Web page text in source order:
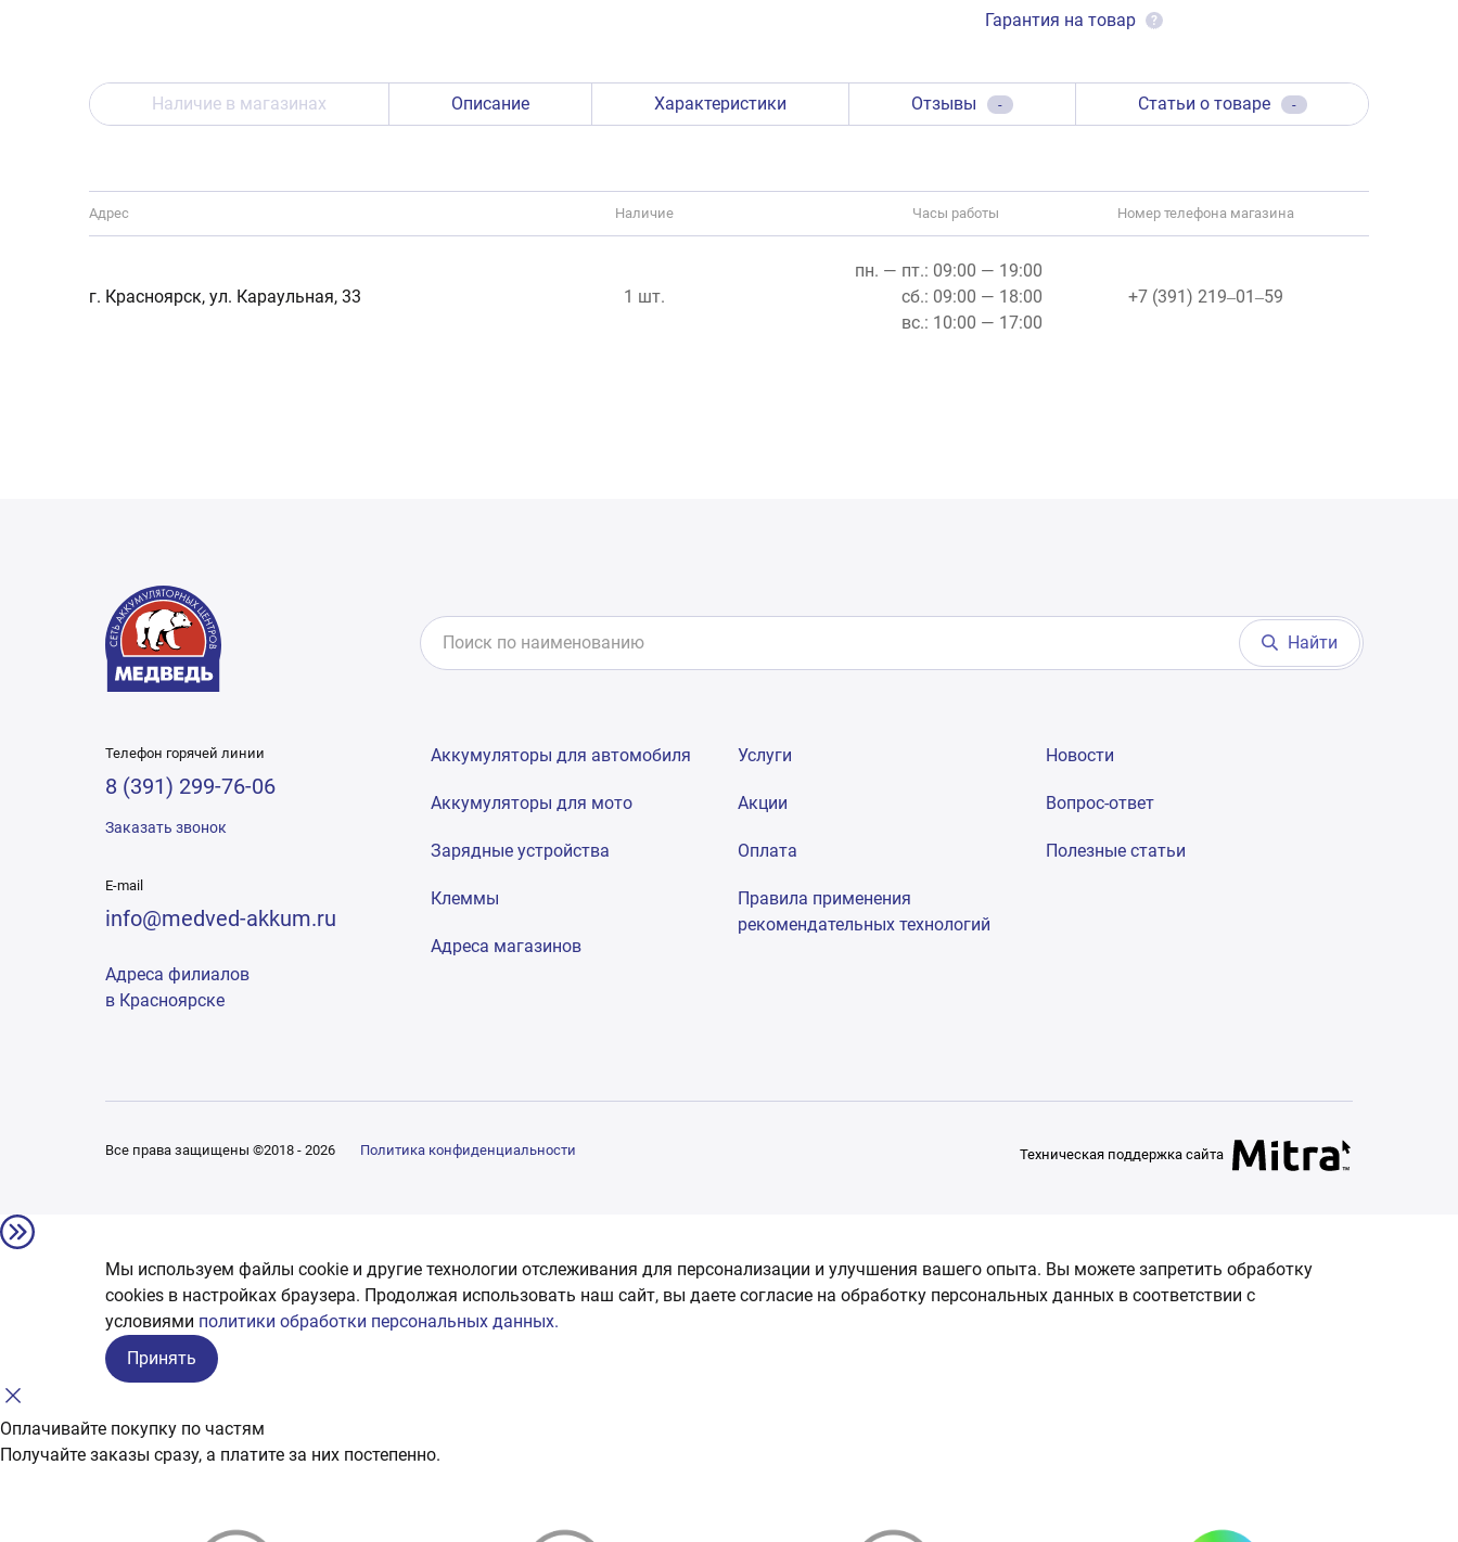
Гарантия на товар ?
Наличие в магазинах Описание Характеристики Отзывы - Статьи о товаре -
Адрес Наличие Часы работы Номер телефона магазина
г. Красноярск, ул. Караульная, 33 1 шт.
пн. — пт.: 09:00 — 19:00
сб.: 09:00 — 18:00
вс.: 10:00 — 17:00
+7 (391) 219‒01‒59
Найти
Телефон горячей линии
8 (391) 299-76-06
Заказать звонок
E-mail
info@medved-akkum.ru
Адреса филиалов
в Красноярске
Аккумуляторы для автомобиля
Аккумуляторы для мото
Зарядные устройства
Клеммы
Адреса магазинов
Услуги
Акции
Оплата
Правила применения
рекомендательных технологий
Новости
Вопрос-ответ
Полезные статьи
Все права защищены ©2018 - 2026 Политика конфиденциальности Техническая поддержка сайта
Мы используем файлы cookie и другие технологии отслеживания для персонализации и улучшения вашего опыта. Вы можете запретить обработку
сookies в настройках браузера. Продолжая использовать наш сайт, вы даете согласие на обработку персональных данных в соответствии с
условиями политики обработки персональных данных.
Принять
Оплачивайте покупку по частям
Получайте заказы сразу, а платите за них постепенно.